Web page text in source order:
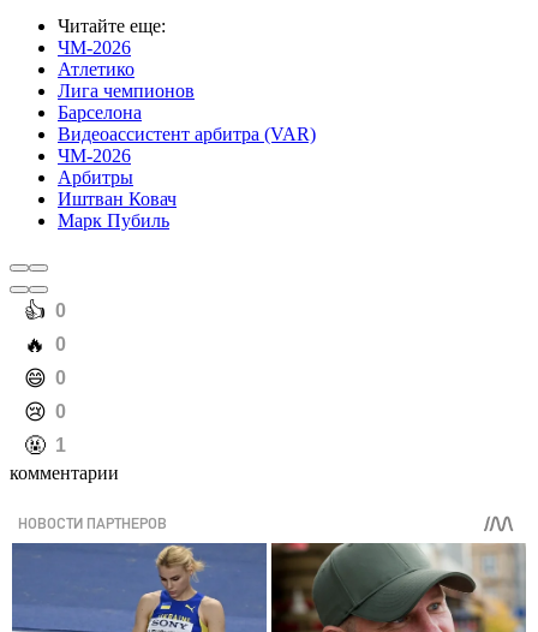
Читайте еще:
ЧМ-2026
Атлетико
Лига чемпионов
Барселона
Видеоассистент арбитра (VAR)
ЧМ-2026
Арбитры
Иштван Ковач
Марк Пубиль
️👍 0
️🔥 0
️😄 0
️😢 0
️🤬 1
комментарии